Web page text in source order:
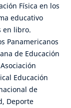
Física en los
educativo
en libro.
Panamericanos
de Educación
Educación
de
Deporte